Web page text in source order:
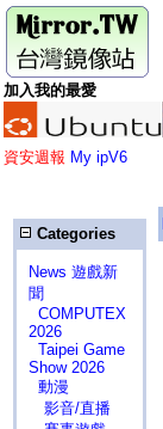
加入我的最愛
資安週報 My ipV6
Categories
News 遊戲新
聞
COMPUTEX
2026
Taipei Game
Show 2026
動漫
影音/直播